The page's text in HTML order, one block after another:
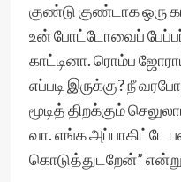
குண்டு குண்டாக ஒரு
உன் போட்டோவைப்
காட்டினா. ரொம்ப
எப்படி இருக்கு? நீ
மூடித் திறக்கும்
வா. எங்க அப்பாகிட்டே
கொடுத்துடறேன்” என்று